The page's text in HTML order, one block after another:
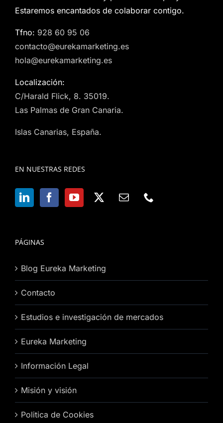
Estaremos encantados de colaborar contigo.
Tfno: 928 60 95 06
contacto@eurekamarketing.es
hola@eurekamarketing.es
Localización:
C/Harald Flick, 8. 35019.
Las Palmas de Gran Canaria.
Islas Canarias, España.
EN NUESTRAS REDES
PÁGINAS
Blog Eureka Marketing
Contacto
Estudios e investigación de mercados
Eureka Marketing
Información Legal
Misión y visión
Politica de Cookies